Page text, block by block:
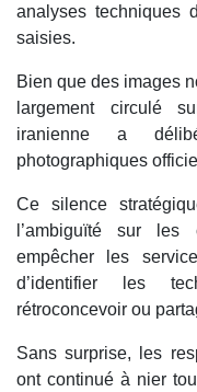
analyses techniques
saisies.
Bien que des images
largement circulé
iranienne a
photographiques
Ce silence
l’ambiguïté sur les
empêcher les
d’identifier les
rétroconcevoir ou
Sans surprise, les
ont continué à nier